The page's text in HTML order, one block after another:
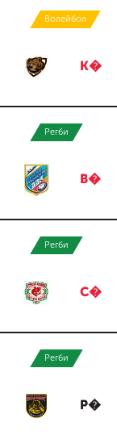
Волейбол
К�
Регби
В�
Регби
С�
Регби
Р�